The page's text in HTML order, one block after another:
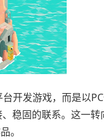
发游戏，而是以
稳固的联系。这一
。